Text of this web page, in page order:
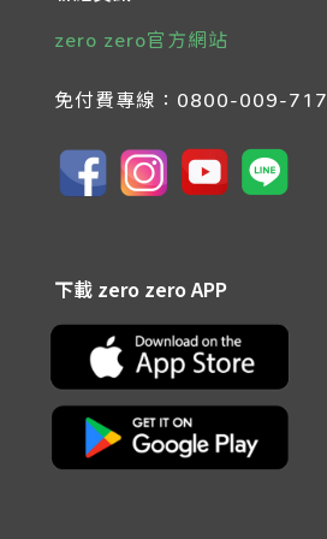
zero zero官方網站
免付費專線： 0800-009-717
下載 zero zero APP